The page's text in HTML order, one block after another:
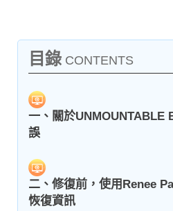
目錄 CONTENTS
一、關於UNMOUNTABLE
誤
二、修復前，使用Renee
恢復資訊